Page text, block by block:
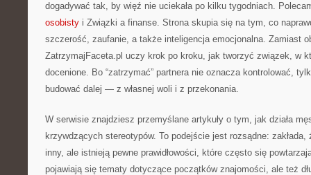
dogadywać tak, by więź nie uciekała po kilku tygodniach.
osobisty i Związki a finanse. Strona skupia się na tym, co
szczerość, zaufanie, a także inteligencja emocjonalna. Zamiast
ZatrzymajFaceta.pl uczy krok po kroku, jak tworzyć związek, w
docenione. Bo “zatrzymać” partnera nie oznacza kontrolować,
budować dalej — z własnej woli i z przekonania.
W serwisie znajdziesz przemyślane artykuły o tym, jak działa
krzywdzących stereotypów. To podejście jest rozsądne:
inny, ale istnieją pewne prawidłowości, które często się
pojawiają się tematy dotyczące początków znajomości, ale też